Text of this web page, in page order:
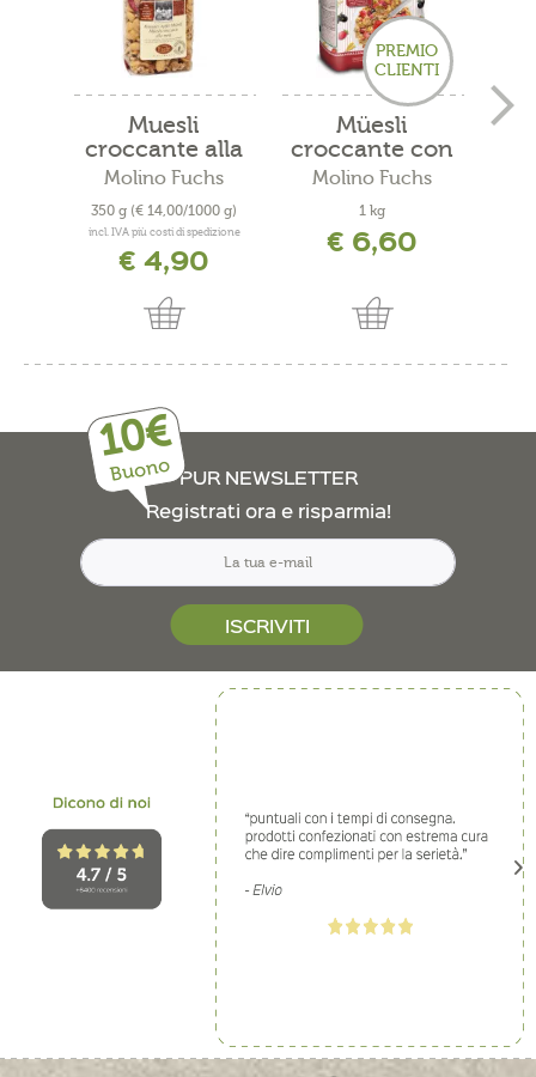
Muesli
croccante alla
mela
Molino Fuchs
350 g (€ 14,00/1000 g)
incl. IVA più costi di spedizione
€ 4,90
PREMIO
CLIENTI
Müesli
croccante con
frutti...
Molino Fuchs
1 kg
€ 6,60
10€
Buono PUR NEWSLETTER
Registrati ora e risparmia!
ISCRIVITI